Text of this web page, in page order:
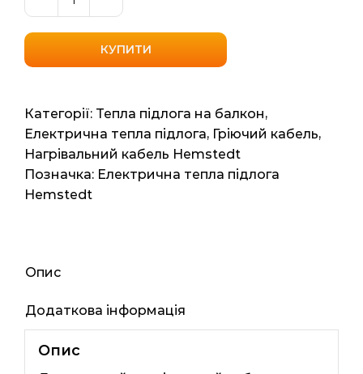
Тонкий
нагрівальний
кабель
Hemstedt
Si
R
1350W
(Німеччина)
8.6м2
КУПИТИ
Категорії: Тепла підлога на балкон,
Електрична тепла підлога, Гріючий кабель,
Нагрівальний кабель Hemstedt
Позначка: Електрична тепла підлога
Hemstedt
Опис
Додаткова інформація
Опис